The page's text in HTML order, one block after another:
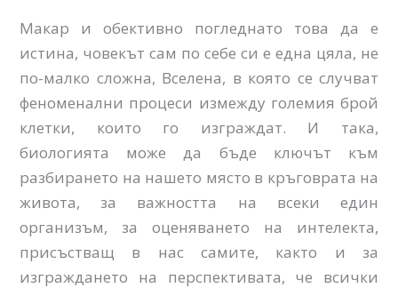
Макар и обективно погледнато това да е
истина, човекът сам по себе си е една цяла, не
по-малко сложна, Вселена, в която се случват
феноменални процеси измежду големия брой
клетки, които го изграждат. И така,
биологията може да бъде ключът към
разбирането на нашето място в кръговрата на
живота, за важността на всеки един
организъм, за оценяването на интелекта,
присъстващ в нас самите, както и за
изграждането на перспективата, че всички